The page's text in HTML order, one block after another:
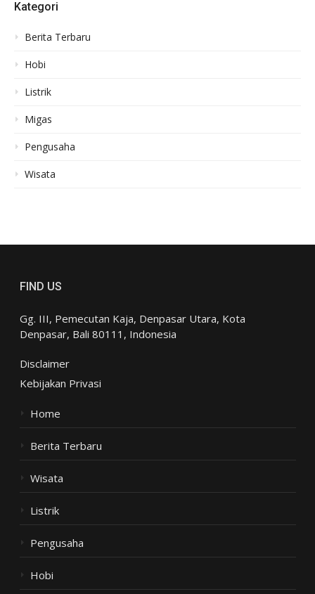
Kategori
Berita Terbaru
Hobi
Listrik
Migas
Pengusaha
Wisata
FIND US
Gg. III, Pemecutan Kaja, Denpasar Utara, Kota
Denpasar, Bali 80111, Indonesia
Disclaimer
Kebijakan Privasi
Home
Berita Terbaru
Wisata
Listrik
Pengusaha
Hobi